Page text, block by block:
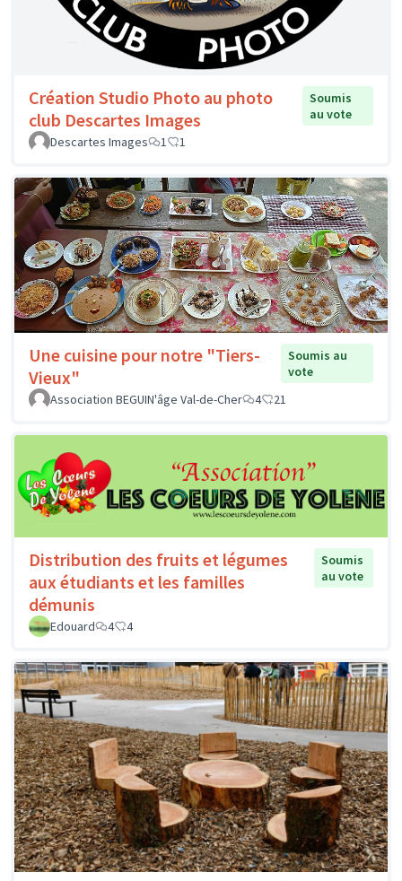
Création Studio Photo au photo
club Descartes Images
Soumis
au vote
Descartes Images
1 1
Une cuisine pour notre "Tiers-
Vieux"
Soumis au
vote
Association BEGUIN'âge Val-de-Cher
4 21
Distribution des fruits et légumes
aux étudiants et les familles
démunis
Soumis
au vote
Edouard 4 4